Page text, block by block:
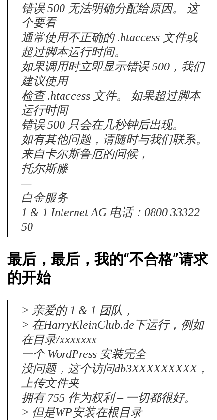
错误 500 无法明确分配给原因。 这
个要看
通常使用不正确的 .htaccess 文件或
超过脚本运行时间。
如果调用时立即显示错误 500，我们
建议使用
检查 .htaccess 文件。 如果超过脚本
运行时间
错误 500 只会在几秒钟后出现。
如有其他问题，请随时与我们联系。
来自卡尔斯鲁厄的问候，
托尔斯滕
—
白金服务
1 & 1 Internet AG 电话：0800 33322
50
最后，最后，我的“不合格”请求
的开始
> 亲爱的 1 & 1 团队，
> 在HarryKleinClub.de下运行，例如
在目录/xxxxxxx
一个 WordPress 安装完全
没问题，这个访问db3XXXXXXXXX，
上传文件夹
拥有 755 作为权利 – 一切都很好。
> 但是WP安装在根目录